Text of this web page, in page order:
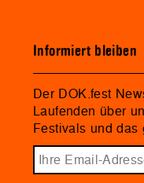
Informiert bleiben
Der DOK.fest
Laufenden über
Festivals und das